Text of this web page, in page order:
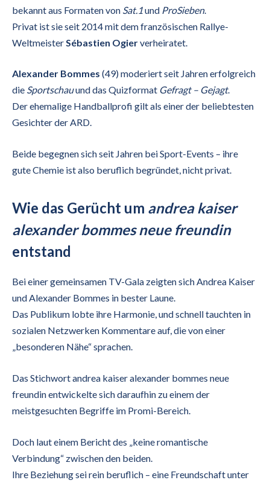
bekannt aus Formaten von Sat.1und ProSieben.
Privat ist sie seit 2014 mit dem französischen Rallye-
Weltmeister Sébastien Ogierverheiratet.
Alexander Bommes (49) moderiert seit Jahren erfolgreich
die Sportschauund das Quizformat Gefragt – Gejagt.
Der ehemalige Handballprofi gilt als einer der beliebtesten
Gesichter der ARD.
Beide begegnen sich seit Jahren bei Sport-Events – ihre
gute Chemie ist also beruflich begründet, nicht privat.
Wie das Gerücht um andrea kaiser
alexander bommes neue freundin
entstand
Bei einer gemeinsamen TV-Gala zeigten sich Andrea Kaiser
und Alexander Bommes in bester Laune.
Das Publikum lobte ihre Harmonie, und schnell tauchten in
sozialen Netzwerken Kommentare auf, die von einer
„besonderen Nähe“ sprachen.
Das Stichwort andrea kaiser alexander bommes neue
freundin entwickelte sich daraufhin zu einem der
meistgesuchten Begriffe im Promi-Bereich.
Doch laut einem Bericht des „keine romantische
Verbindung“ zwischen den beiden.
Ihre Beziehung sei rein beruflich – eine Freundschaft unter